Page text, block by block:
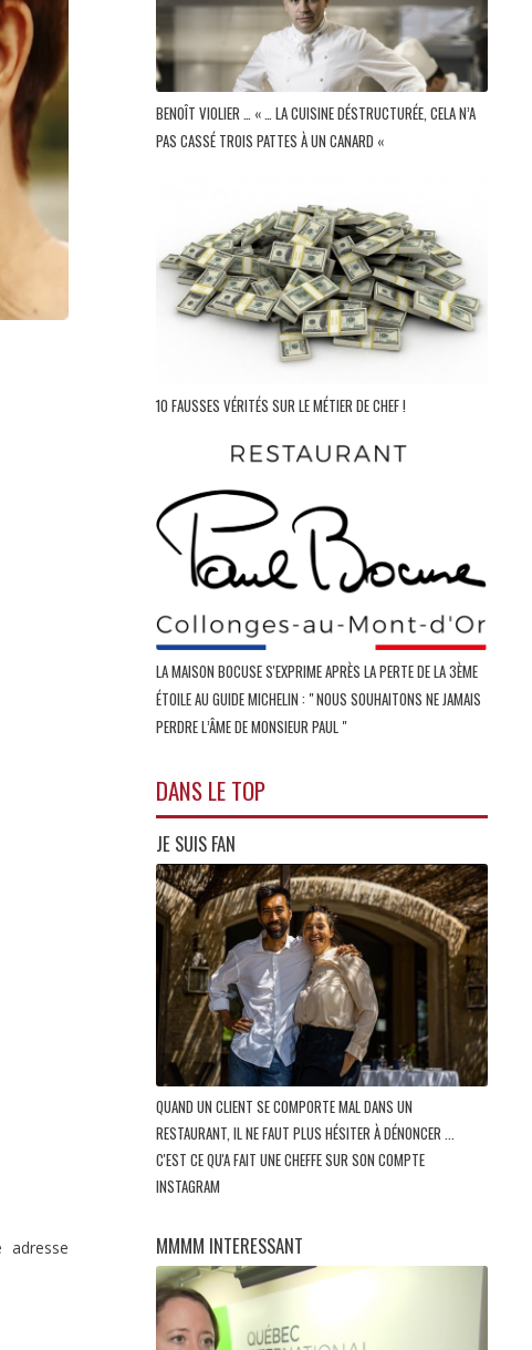
BENOÎT VIOLIER … « … LA CUISINE DÉSTRUCTURÉE, CELA N’A
PAS CASSÉ TROIS PATTES À UN CANARD «
10 FAUSSES VÉRITÉS SUR LE MÉTIER DE CHEF !
LA MAISON BOCUSE S'EXPRIME APRÈS LA PERTE DE LA 3ÈME
ÉTOILE AU GUIDE MICHELIN : " NOUS SOUHAITONS NE JAMAIS
PERDRE L’ÂME DE MONSIEUR PAUL "
DANS LE TOP
JE SUIS FAN
QUAND UN CLIENT SE COMPORTE MAL DANS UN
RESTAURANT, IL NE FAUT PLUS HÉSITER À DÉNONCER ...
C'EST CE QU'A FAIT UNE CHEFFE SUR SON COMPTE
INSTAGRAM
MMMM INTERESSANT